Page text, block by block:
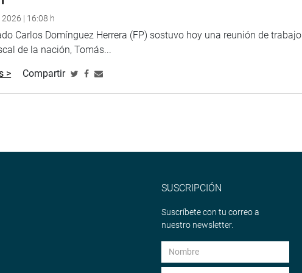
Chuquilín
| 16:08 h
Carlos Domínguez Herrera (FP) sostuvo hoy una reunión de trabajo
de la nación, Tomás...
> Compartir
SUSCRIPCIÓN
Suscríbete con tu correo a
nuestro newsletter.